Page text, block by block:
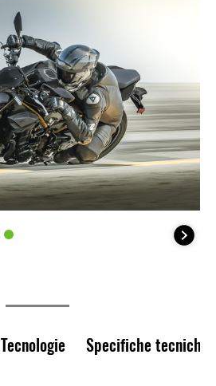
Tecnologie Specifiche tecniche